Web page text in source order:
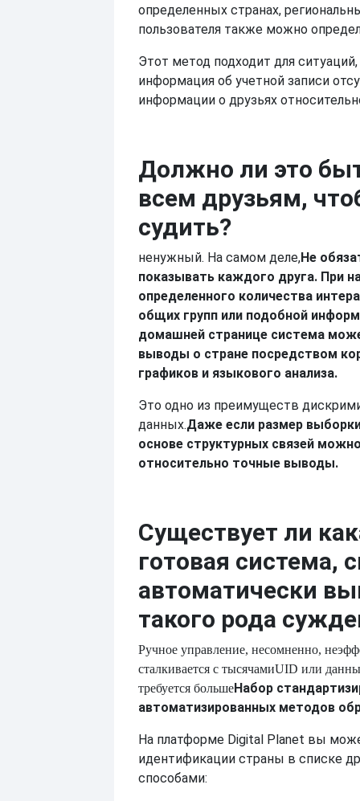
определенных странах,
пользователя также можно
Этот метод подходит для ситуаций,
информация об учетной записи
информации о друзьях
Должно ли это
всем друзьям,
судить?
ненужный. На самом деле,Не
показывать каждого друга. При
определенного количества
общих групп или подобной
домашней странице система
выводы о стране посредством
графиков и языкового анализа.
Это одно из преимуществ
данных.Даже если размер
основе структурных связей
относительно точные выводы.
Существует ли
готовая система,
автоматически
такого рода
Ручное управление, несомненно,
сталкивается с тысячамиUID или
требуется большеНабор
автоматизированных методов
На платформе Digital Planet вы
идентификации страны в списке
способами: